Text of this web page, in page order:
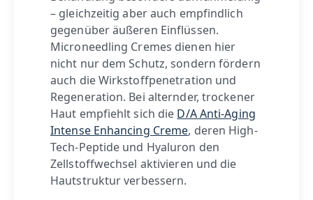
– gleichzeitig aber auch empfindlich
gegenüber äußeren Einflüssen.
Microneedling Cremes dienen hier
nicht nur dem Schutz, sondern fördern
auch die Wirkstoffpenetration und
Regeneration. Bei alternder, trockener
Haut empfiehlt sich die D/A Anti-Aging
Intense Enhancing Creme, deren High-
Tech-Peptide und Hyaluron den
Zellstoffwechsel aktivieren und die
Hautstruktur verbessern.